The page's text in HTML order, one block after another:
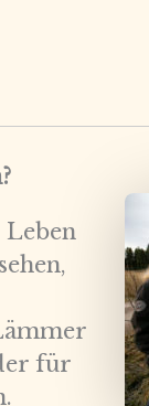
für